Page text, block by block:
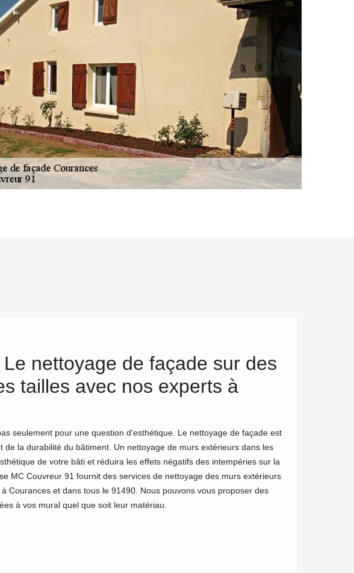
nettoyage de façade sur des
tailles avec nos experts à
seulement pour une question d'esthétique. Le nettoyage de façade est
de la durabilité du bâtiment. Un nettoyage de murs extérieurs dans les
de votre bâti et réduira les effets négatifs des intempéries sur la
MC Couvreur 91 fournit des services de nettoyage des murs extérieurs
Courances et dans tous le 91490. Nous pouvons vous proposer des
à vos mural quel que soit leur matériau.